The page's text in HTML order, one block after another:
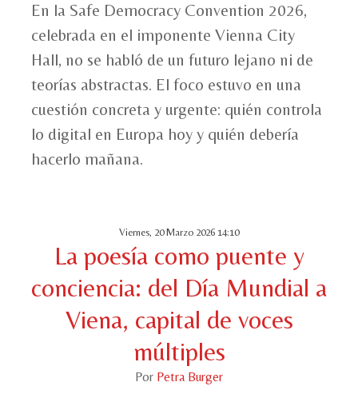
En la Safe Democracy Convention 2026,
celebrada en el imponente Vienna City
Hall, no se habló de un futuro lejano ni de
teorías abstractas. El foco estuvo en una
cuestión concreta y urgente: quién controla
lo digital en Europa hoy y quién debería
hacerlo mañana.
Viernes, 20 Marzo 2026 14:10
La poesía como puente y
conciencia: del Día Mundial a
Viena, capital de voces
múltiples
Por Petra Burger